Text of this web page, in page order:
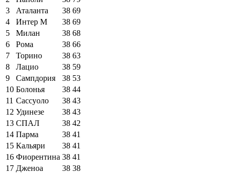
3
Аталанта 38 69
4
Интер М 38 69
5
Милан 38 68
6
Рома 38 66
7
Торино 38 63
8
Лацио 38 59
9
Сампдория 38 53
10 Болонья 38 44
11 Сассуоло 38 43
12 Удинезе 38 43
13 СПАЛ 38 42
14 Парма 38 41
15 Кальяри 38 41
16 Фиорентина 38 41
17 Дженоа 38 38